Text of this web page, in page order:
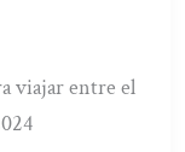
viajar entre el